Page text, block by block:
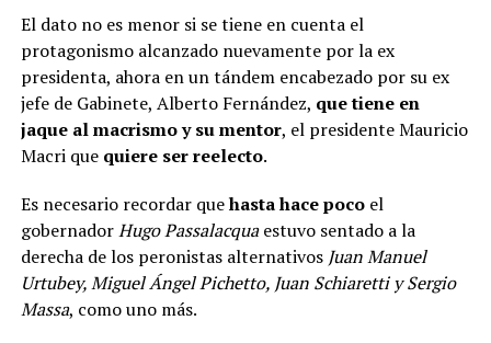
El dato no es menor si se tiene en cuenta el
protagonismo alcanzado nuevamente por la ex
presidenta, ahora en un tándem encabezado por su ex
jefe de Gabinete, Alberto Fernández, que tiene en
jaque al macrismo y su mentor, el presidente Mauricio
Macri que quiere ser reelecto.
Es necesario recordar quehasta hace pocoel
gobernadorHugo Passalacquaestuvo sentado a la
derecha de los peronistas alternativos Juan Manuel
Urtubey, Miguel Ángel Pichetto, Juan Schiaretti y Sergio
Massa, como uno más.